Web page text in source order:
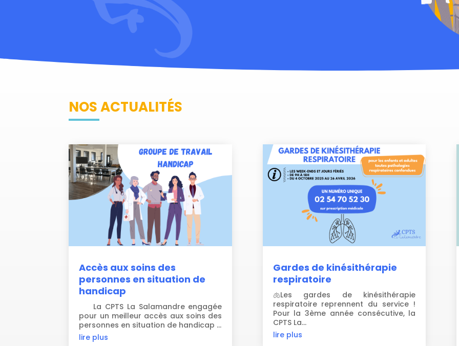
NOS ACTUALITÉS
Accès aux soins des
personnes en situation de
handicap
La CPTS La Salamandre engagée
pour un meilleur accès aux soins des
personnes en situation de handicap ...
lire plus
Gardes de kinésithérapie
respiratoire
🫁Les gardes de kinésithérapie
respiratoire reprennent du service !
Pour la 3ème année consécutive, la
CPTS La...
lire plus